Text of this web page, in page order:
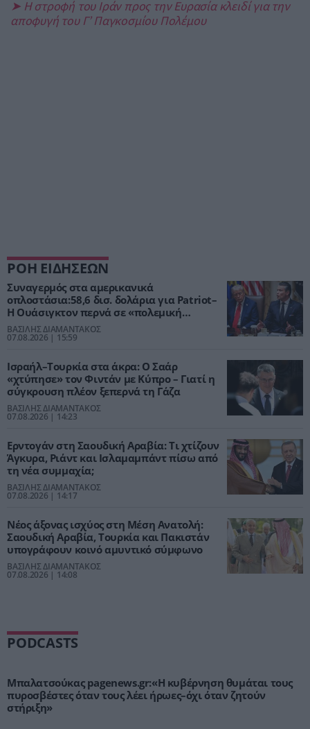
➤ Η στροφή του Ιράν προς την Ευρασία κλειδί για την
αποφυγή του Γ’ Παγκοσμίου Πολέμου
ΡΟΗ ΕΙΔΗΣΕΩΝ
Συναγερμός στα αμερικανικά
οπλοστάσια:58,6 δισ. δολάρια για Patriot–
Η Ουάσιγκτον περνά σε «πολεμική
παραγωγή»
ΒΑΣΙΛΗΣ ΔΙΑΜΑΝΤΑΚΟΣ
07.08.2026 | 15:59
Ισραήλ–Τουρκία στα άκρα: Ο Σαάρ
«χτύπησε» τον Φιντάν με Κύπρο – Γιατί η
σύγκρουση πλέον ξεπερνά τη Γάζα
ΒΑΣΙΛΗΣ ΔΙΑΜΑΝΤΑΚΟΣ
07.08.2026 | 14:23
Ερντογάν στη Σαουδική Αραβία: Τι χτίζουν
Άγκυρα, Ριάντ και Ισλαμαμπάντ πίσω από
τη νέα συμμαχία;
ΒΑΣΙΛΗΣ ΔΙΑΜΑΝΤΑΚΟΣ
07.08.2026 | 14:17
Νέος άξονας ισχύος στη Μέση Ανατολή:
Σαουδική Αραβία, Τουρκία και Πακιστάν
υπογράφουν κοινό αμυντικό σύμφωνο
ΒΑΣΙΛΗΣ ΔΙΑΜΑΝΤΑΚΟΣ
07.08.2026 | 14:08
PODCASTS
Μπαλατσούκας pagenews.gr:«Η κυβέρνηση θυμάται τους
πυροσβέστες όταν τους λέει ήρωες–όχι όταν ζητούν
στήριξη»